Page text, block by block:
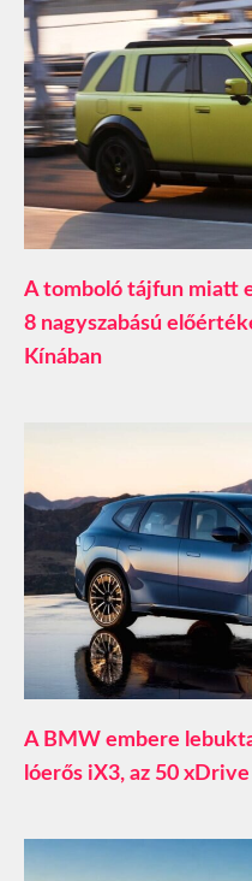
A tomboló tájfun miatt
8 nagyszabású
Kínában
A BMW embere
lóerős iX3, az 50